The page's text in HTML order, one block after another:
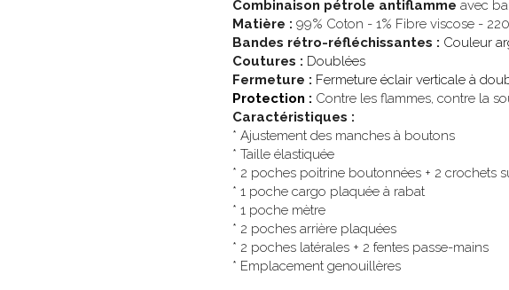
Combinaison pétrole antiflamme avec
Matière : 99% Coton - 1% Fibre viscose -
Bandes rétro-réfléchissantes : Couleur
Coutures : Doublées
Fermeture : Fermeture éclair verticale à
Protection : Contre les flammes, contre la
Caractéristiques :
* Ajustement des manches à boutons
* Taille élastiquée
* 2 poches poitrine boutonnées + 2 crochets
* 1 poche cargo plaquée à rabat
* 1 poche mètre
* 2 poches arrière plaquées
* 2 poches latérales + 2 fentes passe-mains
* Emplacement genouillères